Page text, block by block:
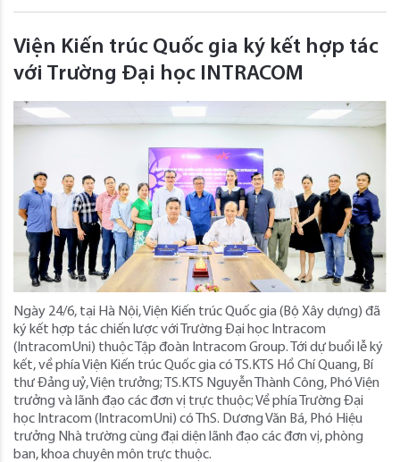
Viện Kiến trúc Quốc gia ký kết hợp tác
với Trường Đại học INTRACOM
Ngày 24/6, tại Hà Nội, Viện Kiến trúc Quốc gia (Bộ Xây dựng) đã
ký kết hợp tác chiến lược với Trường Đại học Intracom
(IntracomUni) thuộc Tập đoàn Intracom Group. Tới dự buổi lễ ký
kết, về phía Viện Kiến trúc Quốc gia có TS.KTS Hồ Chí Quang, Bí
thư Đảng uỷ, Viện trưởng; TS.KTS Nguyễn Thành Công, Phó Viện
trưởng và lãnh đạo các đơn vị trực thuộc; Về phía Trường Đại
học Intracom (IntracomUni) có ThS. Dương Văn Bá, Phó Hiệu
trưởng Nhà trường cùng đại diện lãnh đạo các đơn vị, phòng
ban, khoa chuyên môn trực thuộc.